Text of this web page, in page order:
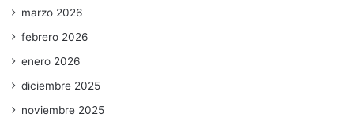
marzo 2026
febrero 2026
enero 2026
diciembre 2025
noviembre 2025